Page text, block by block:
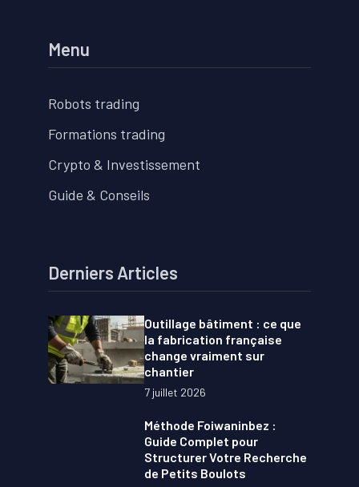
Menu
Robots trading
Formations trading
Crypto & Investissement
Guide & Conseils
Derniers Articles
Outillage bâtiment : ce que
la fabrication française
change vraiment sur
chantier
7 juillet 2026
Méthode Foiwaninbez :
Guide Complet pour
Structurer Votre Recherche
de Petits Boulots